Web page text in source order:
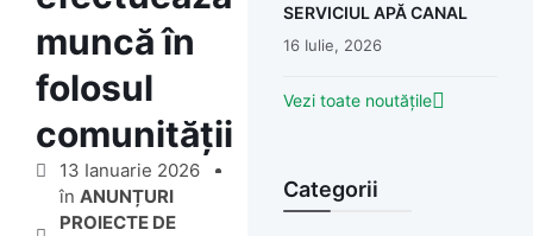
muncă în
folosul
comunității
13 Ianuarie 2026
în ANUNȚURI
PROIECTE DE
SERVICIUL APĂ CANAL
16 Iulie, 2026
Vezi toate noutățile
Categorii